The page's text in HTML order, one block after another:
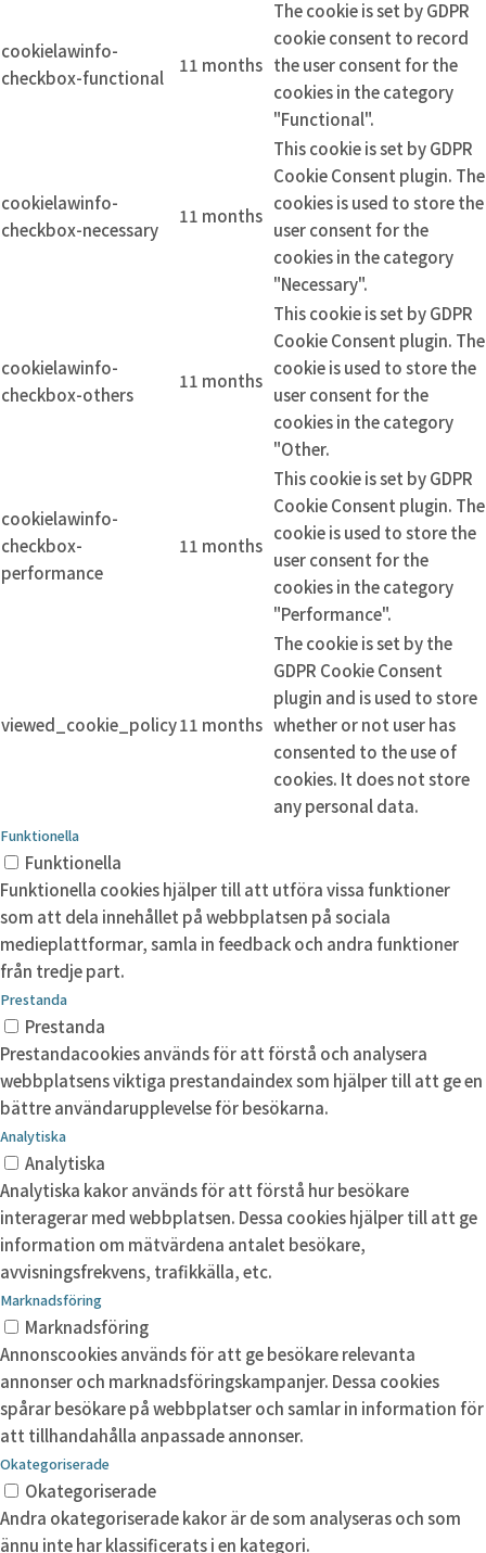
cookielawinfo-
checkbox-functional
11 months
The cookie is set by GDPR
cookie consent to record
the user consent for the
cookies in the category
"Functional".
cookielawinfo-
checkbox-necessary
11 months
This cookie is set by GDPR
Cookie Consent plugin. The
cookies is used to store the
user consent for the
cookies in the category
"Necessary".
cookielawinfo-
checkbox-others
11 months
This cookie is set by GDPR
Cookie Consent plugin. The
cookie is used to store the
user consent for the
cookies in the category
"Other.
cookielawinfo-
checkbox-
performance
11 months
This cookie is set by GDPR
Cookie Consent plugin. The
cookie is used to store the
user consent for the
cookies in the category
"Performance".
viewed_cookie_policy11 months
The cookie is set by the
GDPR Cookie Consent
plugin and is used to store
whether or not user has
consented to the use of
cookies. It does not store
any personal data.
Funktionella
Funktionella
Funktionella cookies hjälper till att utföra vissa funktioner
som att dela innehållet på webbplatsen på sociala
medieplattformar, samla in feedback och andra funktioner
från tredje part.
Prestanda
Prestanda
Prestandacookies används för att förstå och analysera
webbplatsens viktiga prestandaindex som hjälper till att ge en
bättre användarupplevelse för besökarna.
Analytiska
Analytiska
Analytiska kakor används för att förstå hur besökare
interagerar med webbplatsen. Dessa cookies hjälper till att ge
information om mätvärdena antalet besökare,
avvisningsfrekvens, trafikkälla, etc.
Marknadsföring
Marknadsföring
Annonscookies används för att ge besökare relevanta
annonser och marknadsföringskampanjer. Dessa cookies
spårar besökare på webbplatser och samlar in information för
att tillhandahålla anpassade annonser.
Okategoriserade
Okategoriserade
Andra okategoriserade kakor är de som analyseras och som
ännu inte har klassificerats i en kategori.